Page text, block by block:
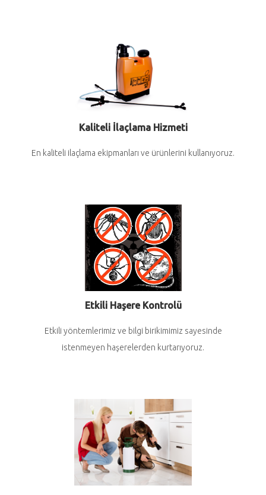
Kaliteli İlaçlama Hizmeti
En kaliteli ilaçlama ekipmanları ve ürünlerini kullanıyoruz.
Etkili Haşere Kontrolü
Etkili yöntemlerimiz ve bilgi birikimimiz sayesinde
istenmeyen haşerelerden kurtarıyoruz.